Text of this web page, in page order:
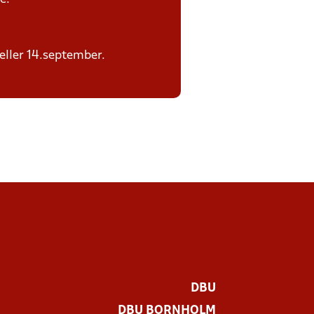
14.september.
DBU
DBU BORNHOLM